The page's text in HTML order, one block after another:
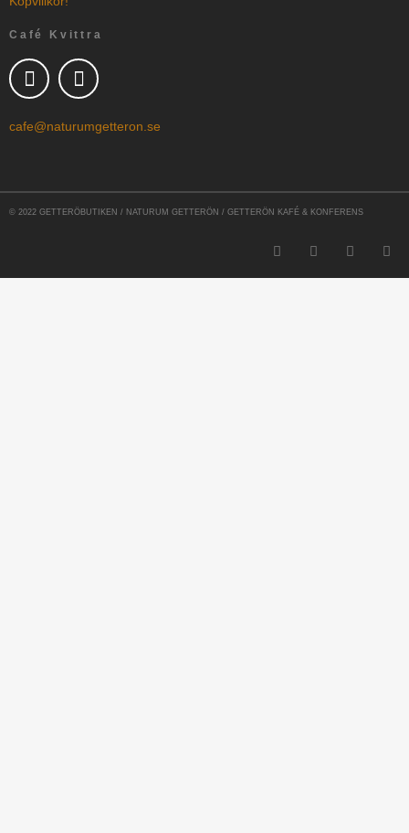
Café Kvittra
cafe@naturumgetteron.se
© 2022 GETTERÖBUTIKEN / NATURUM GETTERÖN / GETTERÖN KAFÉ & KONFERENS